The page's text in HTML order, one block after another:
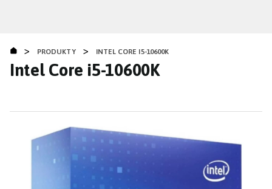
obsahu
> PRODUKTY > INTEL CORE I5-10600K
Intel Core i5-10600K